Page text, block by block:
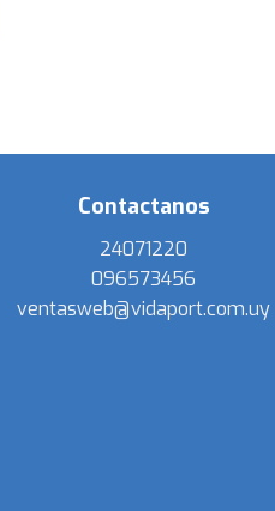
Contactanos
24071220
096573456
ventasweb@vidaport.com.uy